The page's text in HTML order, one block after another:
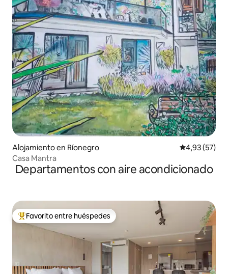
Alojamiento en Ríonegro Calificación
4,93 (57)
Casa Mantra
Departamentos con aire acondicionado
Favorito entre los huéspedes más destacados
Favorito entre huéspedes